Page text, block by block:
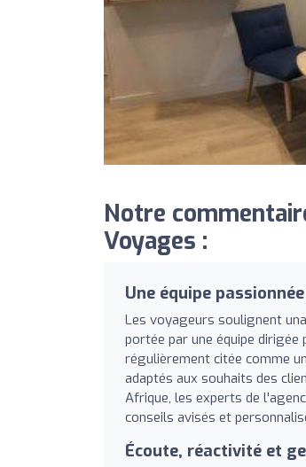
Notre
Voyages :
Une équipe
Les voyageurs soulignent
portée par une équipe
régulièrement citée comme
adaptés aux souhaits des
Afrique, les experts de
conseils avisés et
Écoute, réactivité et